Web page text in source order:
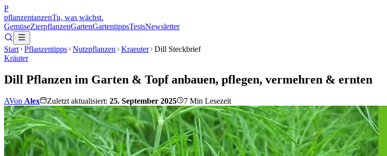
P
pflanzentanzenTu, was wächst.
GemüseZierpflanzenGartenGartentippsTestsNewsletter
Start Pflanzentipps Nutzpflanzen Kraeuter
Dill Steckbrief
Kräuter
Dill Pflanzen im Garten & Topf anbauen, pflegen, vermehren & ernten
AVon Alex Zuletzt aktualisiert: 25. September 2025 7 Min Lesezeit